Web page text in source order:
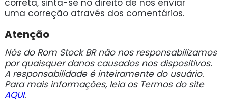
correta, sinta-se no direito de nos enviar
uma correção através dos comentários.
Atenção
Nós do Rom Stock BR não nos responsabilizamos
por quaisquer danos causados nos dispositivos.
A responsabilidade é inteiramente do usuário.
Para mais informações, leia os Termos do site
AQUI.